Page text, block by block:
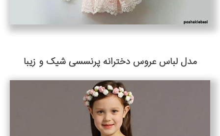
مدل لباس عروس دخترانه پرنسسی شیک و زیبا